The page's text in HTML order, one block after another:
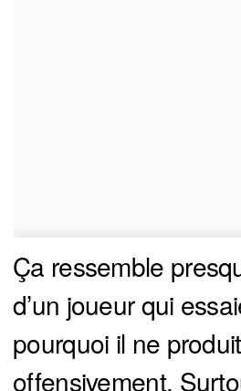
Ça ressemble
d’un joueur qui
pourquoi il ne
offensivement.